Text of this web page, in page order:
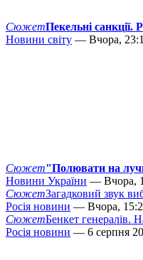
СюжетПекельні
Новини світу — Вчора,
Сюжет"Полювати на
Новини України — Вчора,
СюжетЗагадковий звук
Росія новини — Вчора,
СюжетБенкет генералів.
Росія новини — 6 серпня